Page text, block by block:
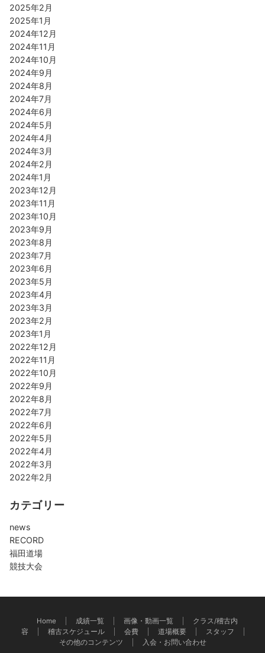
2025年2月
2025年1月
2024年12月
2024年11月
2024年10月
2024年9月
2024年8月
2024年7月
2024年6月
2024年5月
2024年4月
2024年3月
2024年2月
2024年1月
2023年12月
2023年11月
2023年10月
2023年9月
2023年8月
2023年7月
2023年6月
2023年5月
2023年4月
2023年3月
2023年2月
2023年1月
2022年12月
2022年11月
2022年10月
2022年9月
2022年8月
2022年7月
2022年6月
2022年5月
2022年4月
2022年3月
2022年2月
カテゴリー
news
RECORD
福田道場
競技大会
Home 成績一覧 画像・動画一覧
クラス/稽古内
容
稽古スケジュール 会費 道場概要
スタッフ
その他のコンテンツ
入会・お問い合わせ